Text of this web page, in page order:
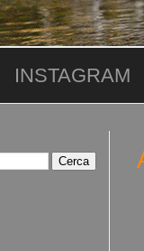
INSTAGRAM